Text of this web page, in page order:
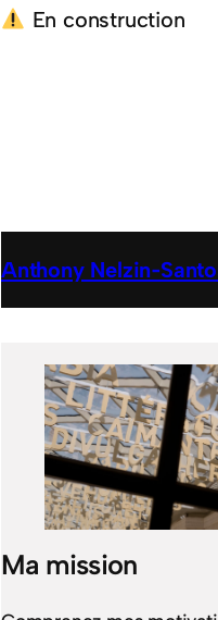
En construction
Anthony
Ma mission